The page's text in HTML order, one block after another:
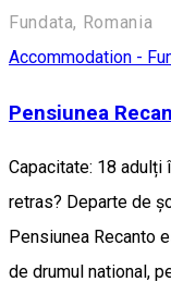
Fundata, Romania
Accommodation -
Pensiunea
Capacitate: 18 adulți
retras? Departe de
Pensiunea Recanto
de drumul national,